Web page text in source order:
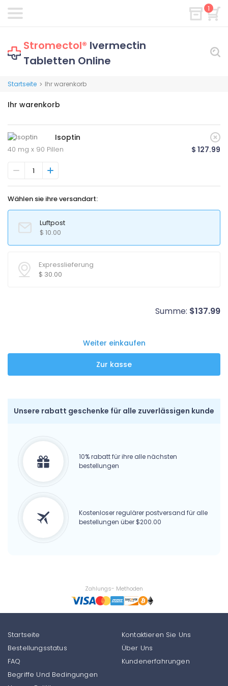
1
Stromectol® Ivermectin
Tabletten Online
Startseite > Ihr warenkorb
Ihr warenkorb
Isoptin
40 mg x 90 Pillen $ 127.99
Wählen sie ihre versandart:
Luftpost
$ 10.00
Expresslieferung
$ 30.00
Summe: $137.99
Weiter einkaufen
Unsere rabatt geschenke für alle zuverlässigen kunde
10% rabatt für ihre alle nächsten
bestellungen
Kostenloser regulärer postversand für alle
bestellungen über $200.00
Zahlungs- Methoden
Startseite
Bestellungsstatus
FAQ
Kontaktieren Sie Uns
Über Uns
Kundenerfahrungen
Begriffe Und Bedingungen